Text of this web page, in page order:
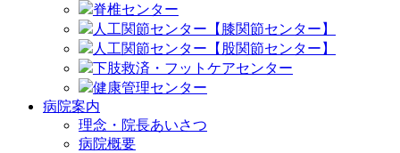
脊椎センター
人工関節センター【膝関節センター】
人工関節センター【股関節センター】
下肢救済・フットケアセンター
健康管理センター
病院案内
理念・院長あいさつ
病院概要